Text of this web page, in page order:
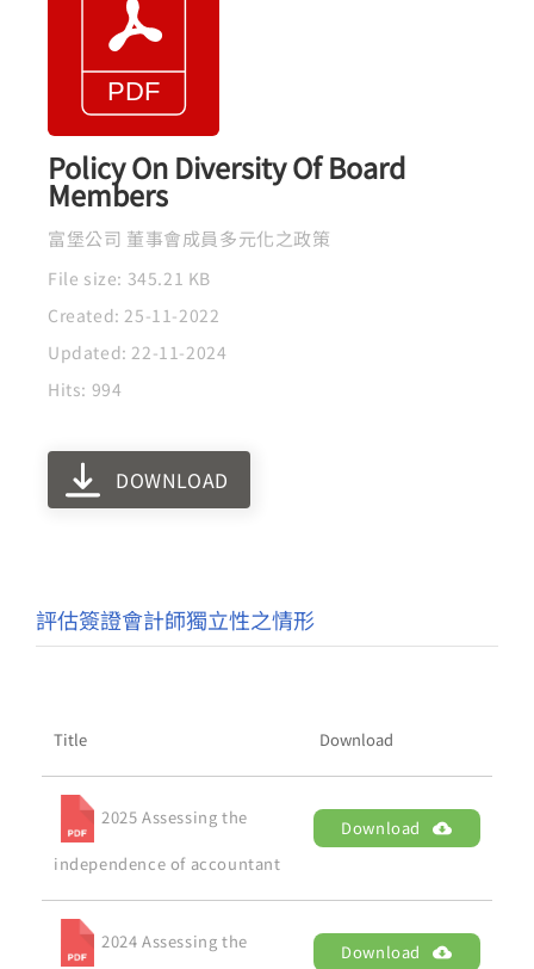
Policy On Diversity Of Board
Members
富堡公司 董事會成員多元化之政策
File size: 345.21 KB
Created: 25-11-2022
Updated: 22-11-2024
Hits: 994
DOWNLOAD
評估簽證會計師獨立性之情形
Title Download
2025 Assessing the
independence of accountant
Download
2024 Assessing the Download